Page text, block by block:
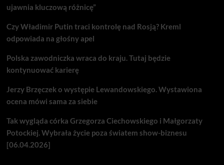
ujawnia kluczową różnicę”
Czy Władimir Putin traci kontrolę nad Rosją? Kreml
odpowiada na głośny apel
Polska zawodniczka wraca do kraju. Tutaj będzie
kontynuować karierę
Jerzy Brzęczek o występie Lewandowskiego. Wystawiona
ocena mówi sama za siebie
Tak wygląda córka Grzegorza Ciechowskiego i Małgorzaty
Potockiej. Wybrała życie poza światem show-biznesu
[06.04.2026]